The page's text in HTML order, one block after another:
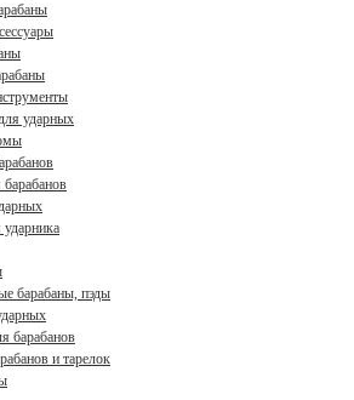
ударных
барабаны, пэды
барабанов
и тарелок